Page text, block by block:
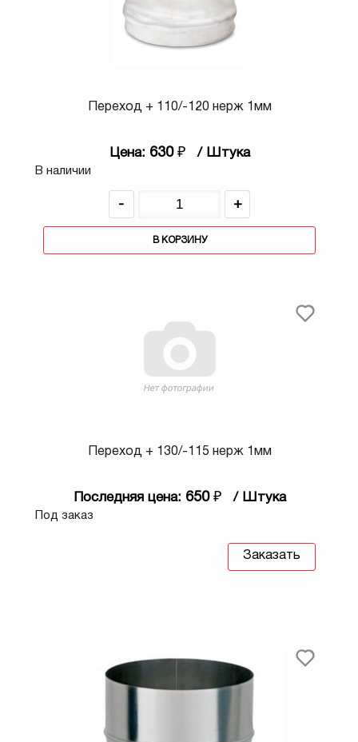
Переход + 110/-120 нерж 1мм
Цена: 630 ₽ / Штука
В наличии
- +
В КОРЗИНУ
Переход + 130/-115 нерж 1мм
Последняя цена: 650 ₽ / Штука
Под заказ
Заказать